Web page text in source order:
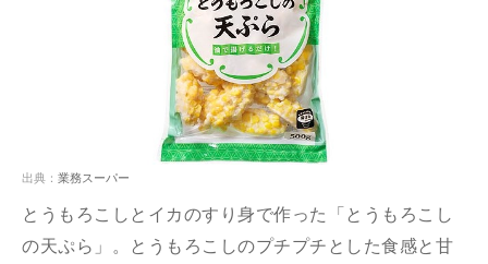
出典： 業務スーパー
とうもろこしとイカのすり身で作った「とうもろこし
の天ぷら」。とうもろこしのプチプチとした食感と甘